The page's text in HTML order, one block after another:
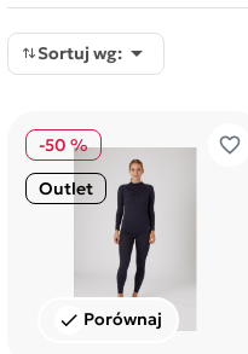
Sortuj wg: 
favorite_border
check Porównaj
-50 %
Outlet